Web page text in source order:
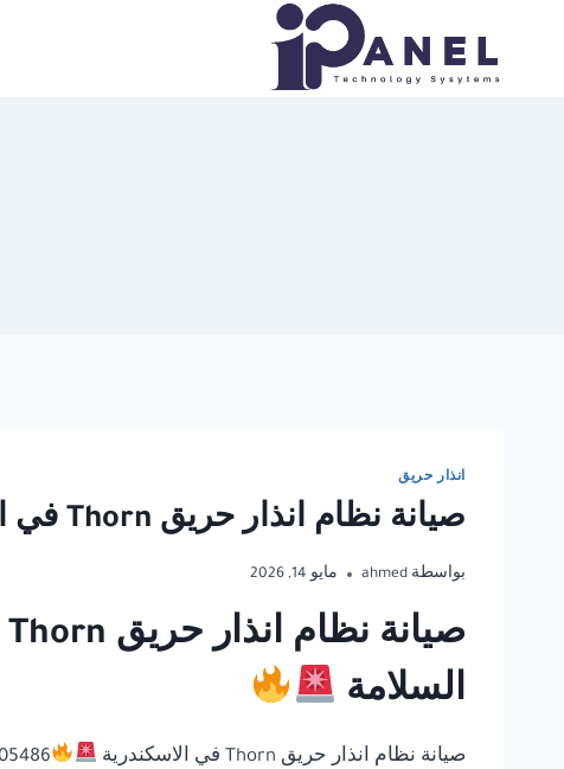
المحتوى
انذار حريق
صيانة نظام انذار حريق Thorn في الاسكندرية
بواسطة ahmed مايو 14, 2026
السلامة
صيانة نظام انذار حريق Thorn في الاسكندرية